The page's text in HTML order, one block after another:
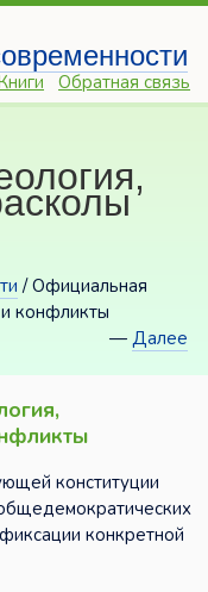
Обратная связь
/ Официальная
конфликты
—Далее
конституции
конкретной